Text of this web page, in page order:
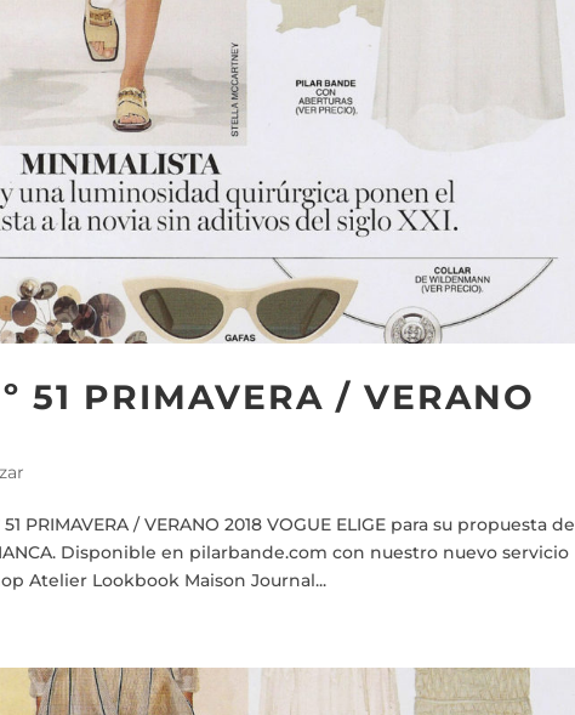
51 PRIMAVERA / VERANO
PRIMAVERA / VERANO 2018 VOGUE ELIGE para su propuesta de
Disponible en pilarbande.com con nuestro nuevo servicio
Atelier Lookbook Maison Journal...